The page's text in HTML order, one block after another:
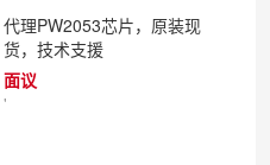
代理PW2053芯片，原装现
货，技术支援
面议
'